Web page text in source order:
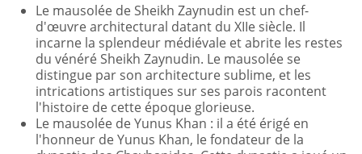
Le mausolée de Sheikh Zaynudin est un chef-
d'œuvre architectural datant du XIIe siècle. Il
incarne la splendeur médiévale et abrite les restes
du vénéré Sheikh Zaynudin. Le mausolée se
distingue par son architecture sublime, et les
intrications artistiques sur ses parois racontent
l'histoire de cette époque glorieuse.
Le mausolée de Yunus Khan : il a été érigé en
l'honneur de Yunus Khan, le fondateur de la